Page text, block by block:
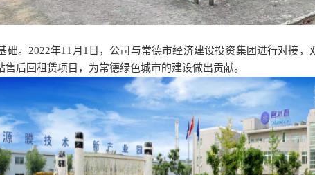
础。2022年11月1日，公司与常德市经济建设投资集团进行对接
后回租赁项目，为常德绿色城市的建设做出贡献。